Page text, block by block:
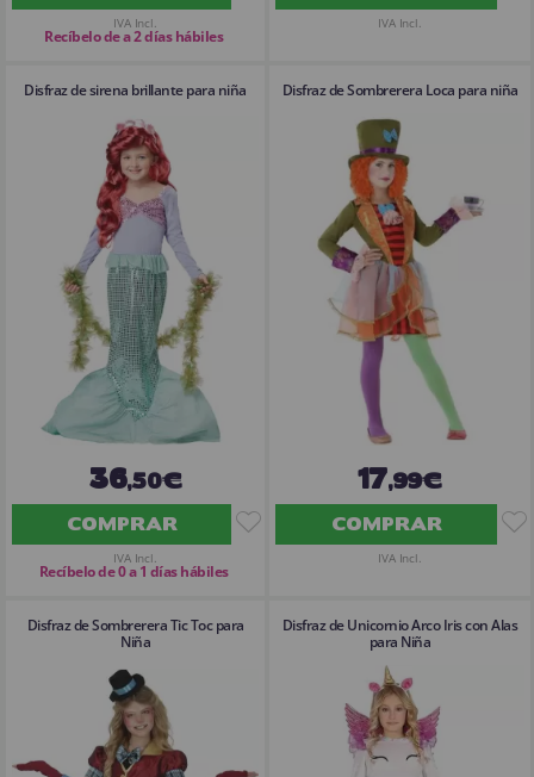
IVA Incl.
Recíbelo de a 2 días hábiles
IVA Incl.
Disfraz de sirena brillante para niña
36,50€
COMPRAR
IVA Incl.
Recíbelo de 0 a 1 días hábiles
Disfraz de Sombrerera Loca para niña
17,99€
COMPRAR
IVA Incl.
Disfraz de Sombrerera Tic Toc para
Niña
Disfraz de Unicornio Arco Iris con Alas
para Niña